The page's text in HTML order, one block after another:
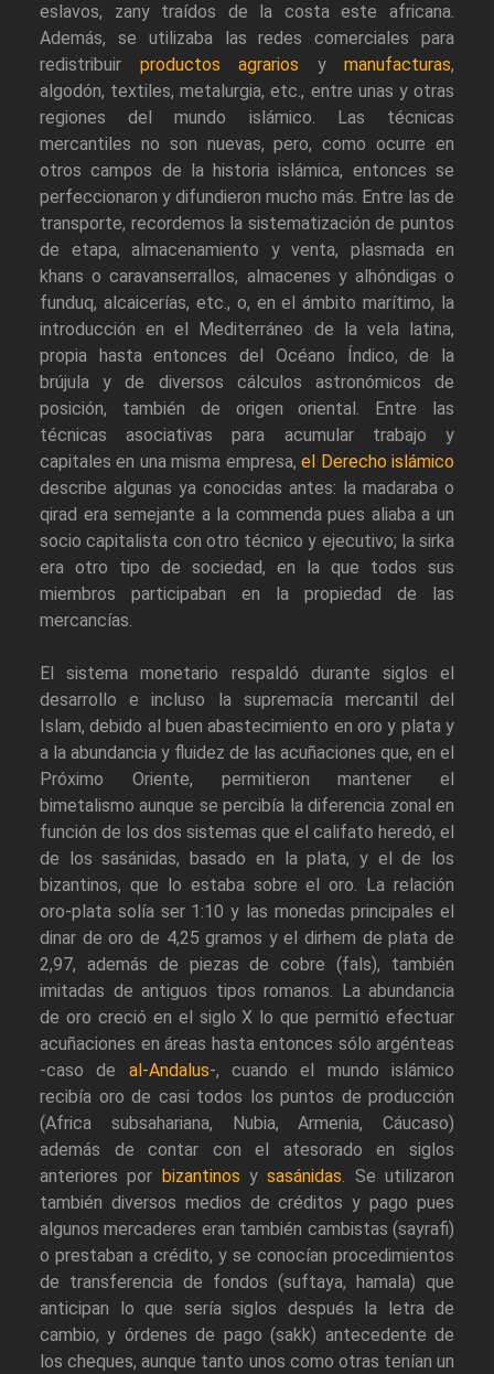
eslavos, zany traídos de la costa este africana.
Además, se utilizaba las redes comerciales para
redistribuir productos agrarios y manufacturas,
algodón, textiles, metalurgia, etc., entre unas y otras
regiones del mundo islámico. Las técnicas
mercantiles no son nuevas, pero, como ocurre en
otros campos de la historia islámica, entonces se
perfeccionaron y difundieron mucho más. Entre las de
transporte, recordemos la sistematización de puntos
de etapa, almacenamiento y venta, plasmada en
khans o caravanserrallos, almacenes y alhóndigas o
funduq, alcaicerías, etc., o, en el ámbito marítimo, la
introducción en el Mediterráneo de la vela latina,
propia hasta entonces del Océano Índico, de la
brújula y de diversos cálculos astronómicos de
posición, también de origen oriental. Entre las
técnicas asociativas para acumular trabajo y
capitales en una misma empresa,el Derecho islámico
describe algunas ya conocidas antes: la madaraba o
qirad era semejante a la commenda pues aliaba a un
socio capitalista con otro técnico y ejecutivo; la sirka
era otro tipo de sociedad, en la que todos sus
miembros participaban en la propiedad de las
mercancías.
El sistema monetario respaldó durante siglos el
desarrollo e incluso la supremacía mercantil del
Islam, debido al buen abastecimiento en oro y plata y
a la abundancia y fluidez de las acuñaciones que, en el
Próximo Oriente, permitieron mantener el
bimetalismo aunque se percibía la diferencia zonal en
función de los dos sistemas que el califato heredó, el
de los sasánidas, basado en la plata, y el de los
bizantinos, que lo estaba sobre el oro. La relación
oro-plata solía ser 1:10 y las monedas principales el
dinar de oro de 4,25 gramos y el dirhem de plata de
2,97, además de piezas de cobre (fals), también
imitadas de antiguos tipos romanos. La abundancia
de oro creció en el siglo X lo que permitió efectuar
acuñaciones en áreas hasta entonces sólo argénteas
-caso de al-Andalus-, cuando el mundo islámico
recibía oro de casi todos los puntos de producción
(Africa subsahariana, Nubia, Armenia, Cáucaso)
además de contar con el atesorado en siglos
anteriores por bizantinos ysasánidas. Se utilizaron
también diversos medios de créditos y pago pues
algunos mercaderes eran también cambistas (sayrafi)
o prestaban a crédito, y se conocían procedimientos
de transferencia de fondos (suftaya, hamala) que
anticipan lo que sería siglos después la letra de
cambio, y órdenes de pago (sakk) antecedente de
los cheques, aunque tanto unos como otras tenían un